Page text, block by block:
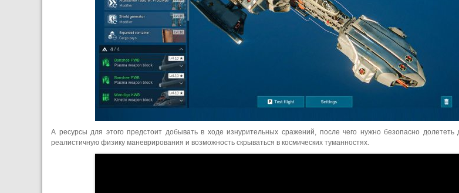
А ресурсы для этого предстоит добывать в ходе изнурительных сражений, после чего нужно безопасно
реалистичную физику маневрирования и возможность скрываться в космических туманностях.